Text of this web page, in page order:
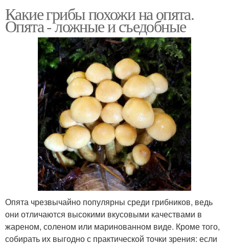
Какие грибы похожи на опята.
Опята - ложные и съедобные
Опята чрезвычайно популярны среди грибников, ведь
они отличаются высокими вкусовыми качествами в
жареном, соленом или маринованном виде. Кроме того,
собирать их выгодно с практической точки зрения: если